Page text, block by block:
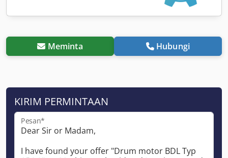
Meminta Hubungi
KIRIM PERMINTAAN
Pesan*